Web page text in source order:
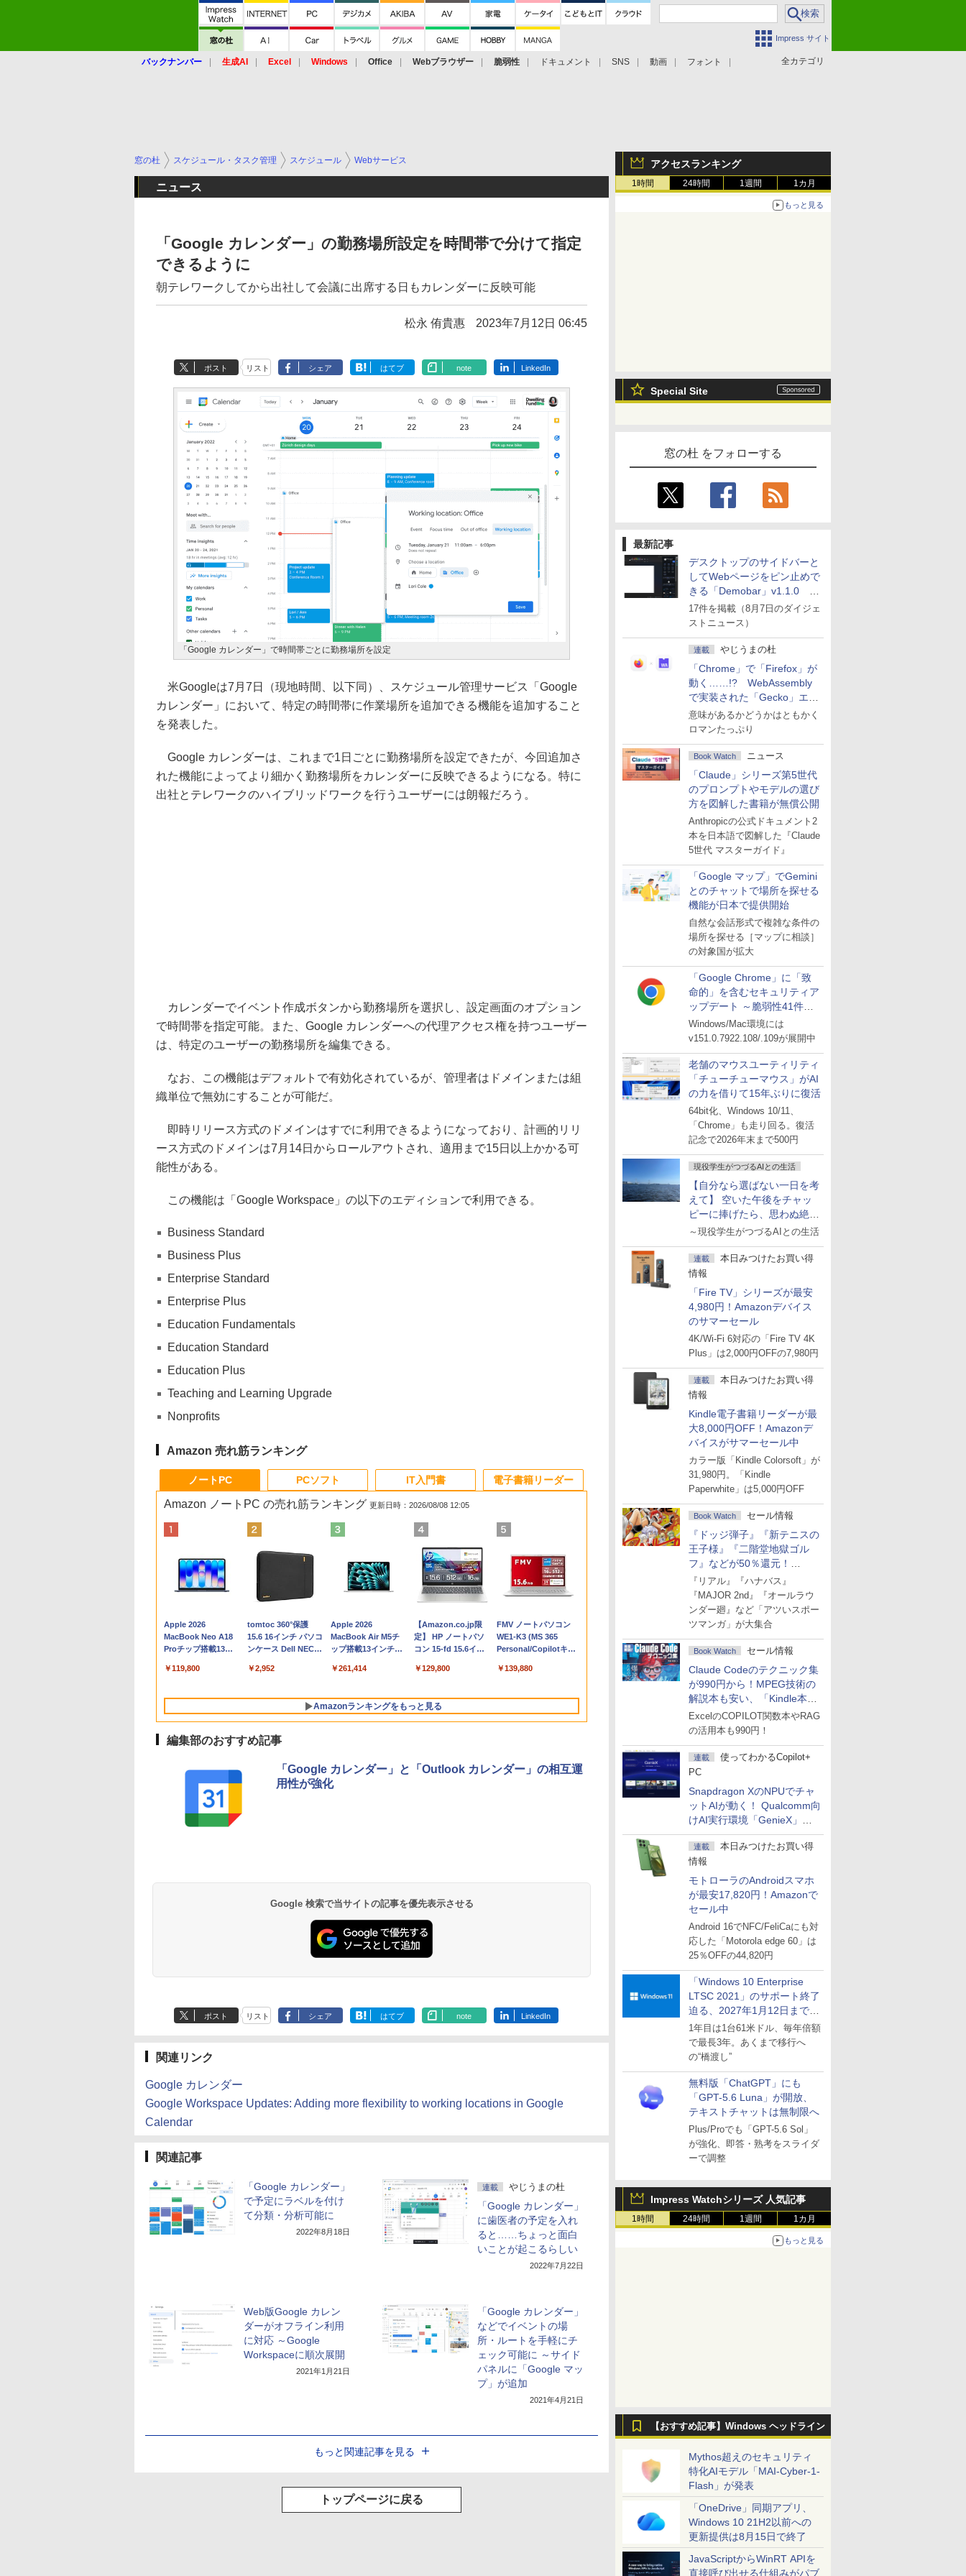
Impress サイト
全カテゴリ
バックナンバー 生成AI Excel Windows Office Webブラウザー 脆弱性 ドキュメント SNS 動画 フォント
アクセスランキング
1時間 24時間 1週間 1カ月
もっと見る
Special Site
窓の杜 をフォローする
最新記事
デスクトップのサイドバーと
してWebページをピン止めで
きる「Demobar」v1.1.0 ほ
か
17件を掲載（8月7日のダイジェ
ストニュース）
連載 やじうまの杜
「Chrome」で「Firefox」が
動く……!? WebAssembly
で実装された「Gecko」エン
ジン
意味があるかどうかはともかく
ロマンたっぷり
Book Watch ニュース
「Claude」シリーズ第5世代
のプロンプトやモデルの選び
方を図解した書籍が無償公開
Anthropicの公式ドキュメント2
本を日本語で図解した『Claude
5世代 マスターガイド』
「Google マップ」でGemini
とのチャットで場所を探せる
機能が日本で提供開始
自然な会話形式で複雑な条件の
場所を探せる［マップに相談］
の対象国が拡大
「Google Chrome」に「致
命的」を含むセキュリティア
ップデート ～脆弱性41件に
対処
Windows/Mac環境には
v151.0.7922.108/.109が展開中
老舗のマウスユーティリティ
「チューチューマウス」がAI
の力を借りて15年ぶりに復活
64bit化、Windows 10/11、
「Chrome」も走り回る。復活
記念で2026年末まで500円
現役学生がつづるAIとの生活
【自分なら選ばない一日を考
えて】 空いた午後をチャッ
ピーに捧げたら、思わぬ絶景
に出会った話
～現役学生がつづるAIとの生活
連載
本日みつけたお買い得
情報
「Fire TV」シリーズが最安
4,980円！Amazonデバイス
のサマーセール
4K/Wi-Fi 6対応の「Fire TV 4K
Plus」は2,000円OFFの7,980円
連載
本日みつけたお買い得
情報
Kindle電子書籍リーダーが最
大8,000円OFF！Amazonデ
バイスがサマーセール中
カラー版「Kindle Colorsoft」が
31,980円。「Kindle
Paperwhite」は5,000円OFF
Book Watch セール情報
『ドッジ弾子』『新テニスの
王子様』『二階堂地獄ゴル
フ』などが50％還元！
Amazonマンガ週末セール
『リアル』『ハナバス』
『MAJOR 2nd』『オールラウ
ンダー廻』など「アツいスポー
ツマンガ」が大集合
Book Watch セール情報
Claude Codeのテクニック集
が990円から！MPEG技術の
解説本も安い、「Kindle本サ
マーセール」第2弾開始！
ExcelのCOPILOT関数本やRAG
の活用本も990円！
連載
使ってわかるCopilot+
PC
Snapdragon XのNPUでチャ
ットAIが動く！ Qualcomm向
けAI実行環境「GenieX」を
試してみた
連載
本日みつけたお買い得
情報
モトローラのAndroidスマホ
が最安17,820円！Amazonで
セール中
Android 16でNFC/FeliCaにも対
応した「Motorola edge 60」は
25％OFFの44,820円
「Windows 10 Enterprise
LTSC 2021」のサポート終了
迫る、2027年1月12日まで
～ESUは9月1日から販売
1年目は1台61米ドル、毎年倍額
で最長3年。あくまで移行へ
の“橋渡し”
無料版「ChatGPT」にも
「GPT-5.6 Luna」が開放、
テキストチャットは無制限へ
Plus/Proでも「GPT-5.6 Sol」
が強化、即答・熟考をスライダ
ーで調整
Impress Watchシリーズ 人気記事
1時間 24時間 1週間 1カ月
もっと見る
【おすすめ記事】Windows ヘッドライン
Mythos超えのセキュリティ
特化AIモデル「MAI-Cyber-1-
Flash」が発表
「OneDrive」同期アプリ、
Windows 10 21H2以前への
更新提供は8月15日で終了
JavaScriptからWinRT APIを
直接呼び出せる仕組みがパブ
窓の杜 スケジュール・タスク管理 スケジュール Webサービス
ニュース
「Google カレンダー」の勤務場所設定を時間帯で分けて指定
できるように
朝テレワークしてから出社して会議に出席する日もカレンダーに反映可能
松永 侑貴惠 2023年7月12日 06:45
ポスト リスト シェア はてブ note LinkedIn
「Google カレンダー」で時間帯ごとに勤務場所を設定
米Googleは7月7日（現地時間、以下同）、スケジュール管理サービス「Google
カレンダー」において、特定の時間帯に作業場所を追加できる機能を追加すること
を発表した。
Google カレンダーは、これまで1日ごとに勤務場所を設定できたが、今回追加さ
れた機能によってより細かく勤務場所をカレンダーに反映できるようになる。特に
出社とテレワークのハイブリッドワークを行うユーザーには朗報だろう。
カレンダーでイベント作成ボタンから勤務場所を選択し、設定画面のオプション
で時間帯を指定可能。また、Google カレンダーへの代理アクセス権を持つユーザー
は、特定のユーザーの勤務場所を編集できる。
なお、この機能はデフォルトで有効化されているが、管理者はドメインまたは組
織単位で無効にすることが可能だ。
即時リリース方式のドメインはすでに利用できるようになっており、計画的リリ
ース方式のドメインは7月14日からロールアウトされ、適用まで15日以上かかる可
能性がある。
この機能は「Google Workspace」の以下のエディションで利用できる。
Business Standard
Business Plus
Enterprise Standard
Enterprise Plus
Education Fundamentals
Education Standard
Education Plus
Teaching and Learning Upgrade
Nonprofits
Amazon 売れ筋ランキング
ノートPC
Amazon ノートPC の売れ筋ランキング 更新日時：2026/08/08 12:05
Apple 2026
MacBook Neo A18
Proチップ搭載13イ
AIとApple
設計、Liquid Retina
ユニファイドメモ
リ、256GB SSDスト
レージ、1080p
- インディゴ
￥119,800
tomtoc 360°保護
15.6 16インチ パソコ
ンケース Dell NEC
dynabook Lenovo
￥2,952
Apple 2026
MacBook Air M5チ
ップ搭載13インチノ
Apple Intelligence、
Retinaディスプレ
イ、16GBユニファイ
ドメモリ、1TB SSD
ド、Touch ID - シル
バー
￥261,414
【Amazon.co.jp限
定】 HP ノートパソ
コン 15-fd 15.6イン
512GB SSD インテ
￥129,800
FMV ノートパソコン
WE1-K3 (MS 365
Personal/Copilotキー
型/Core i5/16GB/SSD
FMVWK3E15W_AZ
￥139,880
Amazonランキングをもっと見る
PCソフト
ンゲームコード】 ロ
￥1,600
版|Windows11、
￥39,582
インゲームコード】
ラインコード版
￥3,200
IT入門書
ズ (はぴーイラスト
マニュアル AI副業に
もKindle出版にも！
非エンジニアのため
のAIコーディング入
￥99
￥1,292
電子書籍リーダー
続バッテリー、6イン
書籍リーダー、ブラ
ック、16GB、広告な
￥16,980
るさ自動調整、色調
持続バッテリー、広
告なし、メタリック
ブラック
￥27,980
レイ、色調調節ライ
ッテリー、広告無
し、ブラック (2025
年発売)
￥31,980
編集部のおすすめ記事
「Google カレンダー」と「Outlook カレンダー」の相互運
用性が強化
Google 検索で当サイトの記事を優先表示させる
ポスト リスト シェア はてブ note LinkedIn
関連リンク
Google カレンダー
Google Workspace Updates: Adding more flexibility to working locations in Google
Calendar
関連記事
「Google カレンダー」
で予定にラベルを付け
て分類・分析可能に
2022年8月18日
連載 やじうまの杜
「Google カレンダー」
に歯医者の予定を入れ
ると……ちょっと面白
いことが起こるらしい
2022年7月22日
Web版Google カレン
ダーがオフライン利用
に対応 ～Google
Workspaceに順次展開
2021年1月21日
「Google カレンダー」
などでイベントの場
所・ルートを手軽にチ
ェック可能に ～サイド
パネルに「Google マッ
プ」が追加
2021年4月21日
もっと関連記事を見る
トップページに戻る